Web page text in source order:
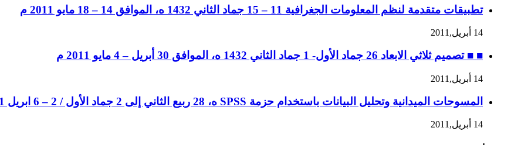
تطبيقات متقدمة لنظم المعلومات الجغرافية 11 – 15 جماد الثاني 1432 ه، الموافق 14 – 18 مايو 2011 م
14 أبريل,2011
■ ■ تصميم ثلاثي الابعاد 26 جماد الأول- 1 جماد الثاني 1432 ه، الموافق 30 أبريل – 4 مايو 2011 م
14 أبريل,2011
المسوحات الميدانية وتحليل البيانات باستخدام حزمة SPSS ه، 28 ربيع الثاني إلى 2 جماد الأول / 2 – 6 ابريل 2011 م
14 أبريل,2011